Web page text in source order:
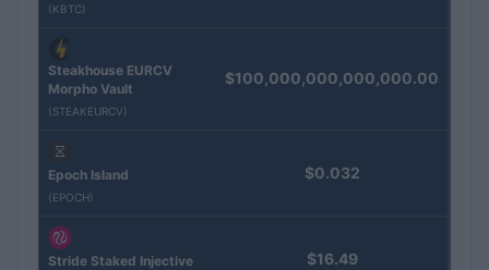
(KBTC)
Steakhouse EURCV
Morpho Vault
(STEAKEURCV)
$100,000,000,000,000.00
Epoch Island
(EPOCH)
$0.032
Stride Staked Injective $16.49